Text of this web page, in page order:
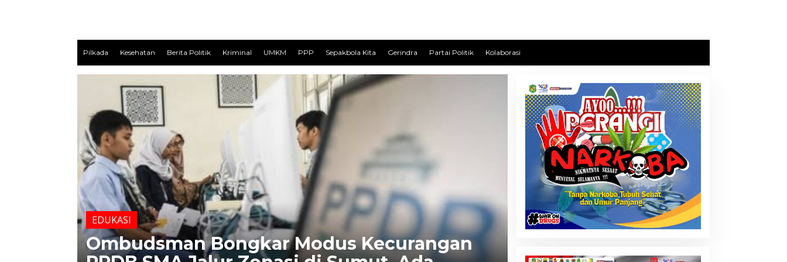
Pilkada Kesehatan Berita Politik Kriminal UMKM PPP Sepakbola Kita Gerindra Partai Politik Kolaborasi
EDUKASI
Ombudsman Bongkar Modus Kecurangan